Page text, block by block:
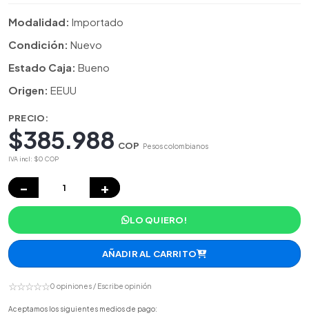
Modalidad: Importado
Condición: Nuevo
Estado Caja: Bueno
Origen: EEUU
PRECIO:
$385.988 COP Pesos colombianos
IVA incl: $0 COP
− +
LO QUIERO!
AÑADIR AL CARRITO
☆☆☆☆☆0 opiniones / Escribe opinión
Aceptamos los siguientes medios de pago: